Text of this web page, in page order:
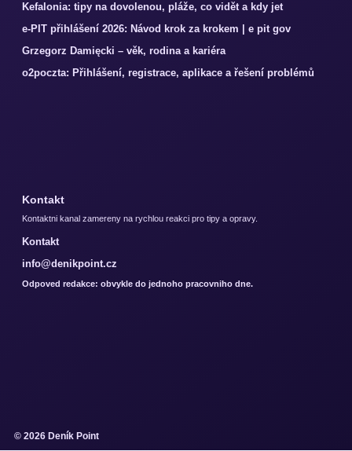
Kefalonia: tipy na dovolenou, pláže, co vidět a kdy jet
e-PIT přihlášení 2026: Návod krok za krokem | e pit gov
Grzegorz Damięcki – věk, rodina a kariéra
o2poczta: Přihlášení, registrace, aplikace a řešení problémů
Kontakt
Kontaktni kanal zamereny na rychlou reakci pro tipy a opravy.
Kontakt
info@denikpoint.cz
Odpoved redakce: obvykle do jednoho pracovniho dne.
© 2026 Deník Point